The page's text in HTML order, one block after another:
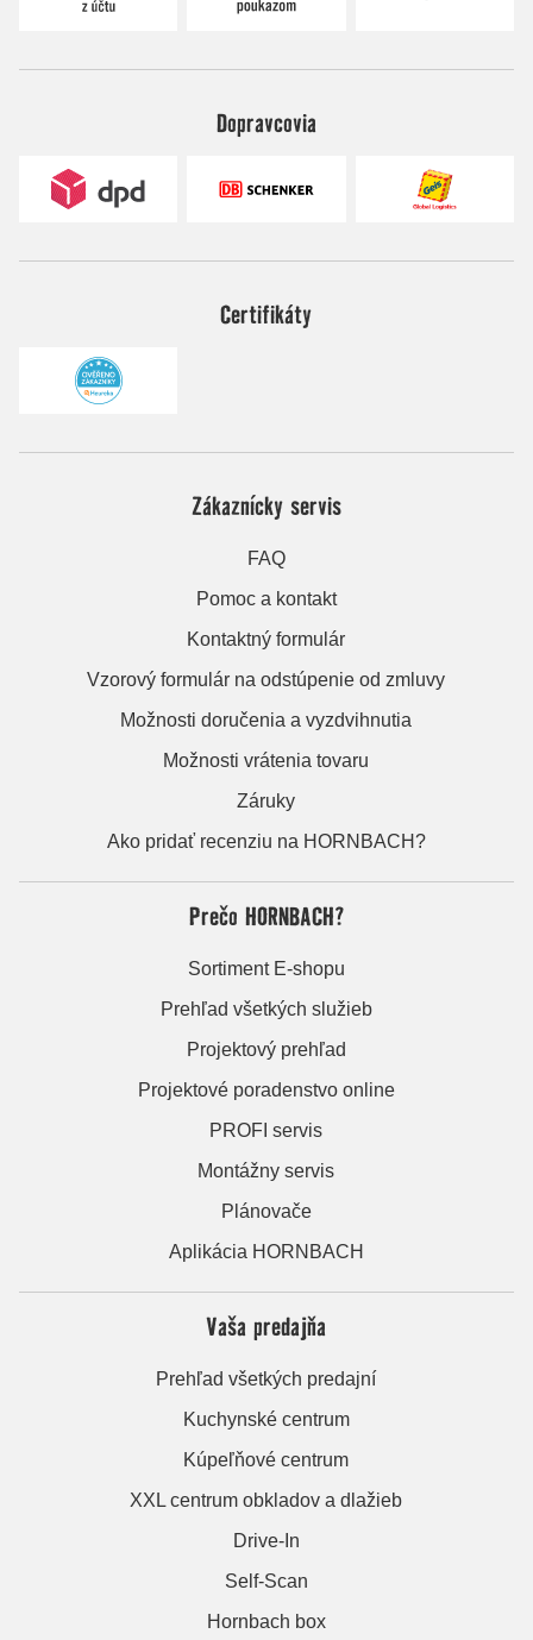
Dopravcovia
Certifikáty
Zákaznícky servis
FAQ
Pomoc a kontakt
Kontaktný formulár
Vzorový formulár na odstúpenie od zmluvy
Možnosti doručenia a vyzdvihnutia
Možnosti vrátenia tovaru
Záruky
Ako pridať recenziu na HORNBACH?
Prečo HORNBACH?
Sortiment E-shopu
Prehľad všetkých služieb
Projektový prehľad
Projektové poradenstvo online
PROFI servis
Montážny servis
Plánovače
Aplikácia HORNBACH
Vaša predajňa
Prehľad všetkých predajní
Kuchynské centrum
Kúpeľňové centrum
XXL centrum obkladov a dlažieb
Drive-In
Self-Scan
Hornbach box